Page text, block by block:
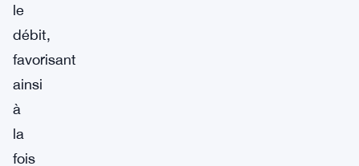
le
débit,
favorisant
ainsi
à
la
fois